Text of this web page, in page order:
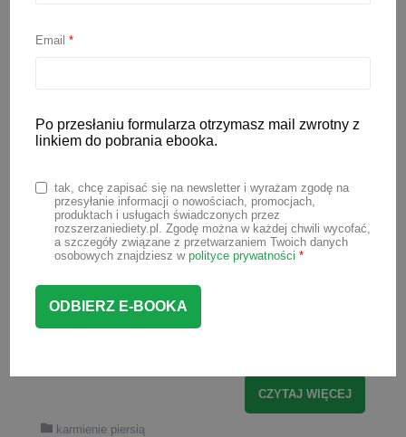
pierwszy do piersi? Co ile karmić
noworodka? Czy po cięciu cesarskim
porodzie naturalnym? To tylko kilka z
wielu pytań, które nurtują przyszłych
rodziców. Karmienie noworodka piersią,
wiele pytań i wątpliwości. Warto
przygotować się co nieco do tego
CZYTAJ WIĘCEJ
karmienie piersią
Email*
Po przesłaniu formularza otrzymasz mail zwrotny z
linkiem do pobrania ebooka.
tak, chcę zapisać się na newsletter i wyrażam zgodę na
przesyłanie informacji o nowościach, promocjach,
produktach i usługach świadczonych przez
rozszerzaniediety.pl. Zgodę można w każdej chwili wycofać,
a szczegóły związane z przetwarzaniem Twoich danych
osobowych znajdziesz w polityce prywatności *